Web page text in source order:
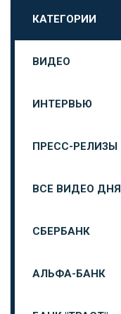
КАТЕГОРИИ
ВИДЕО
ИНТЕРВЬЮ
ПРЕСС-РЕЛИЗЫ
ВСЕ ВИДЕО ДНЯ
СБЕРБАНК
АЛЬФА-БАНК